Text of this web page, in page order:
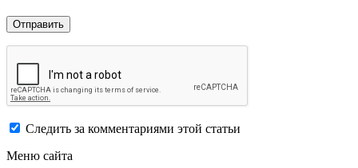
Следить за комментариями этой статьи
Меню сайта